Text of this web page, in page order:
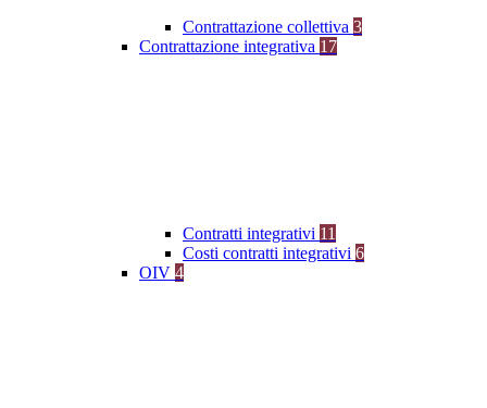
Contrattazione collettiva 3
Contrattazione integrativa 17
Contratti integrativi 11
Costi contratti integrativi 6
OIV 4